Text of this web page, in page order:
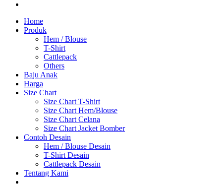
Home
Produk
Hem / Blouse
T-Shirt
Cattlepack
Others
Baju Anak
Harga
Size Chart
Size Chart T-Shirt
Size Chart Hem/Blouse
Size Chart Celana
Size Chart Jacket Bomber
Contoh Desain
Hem / Blouse Desain
T-Shirt Desain
Cattlepack Desain
Tentang Kami